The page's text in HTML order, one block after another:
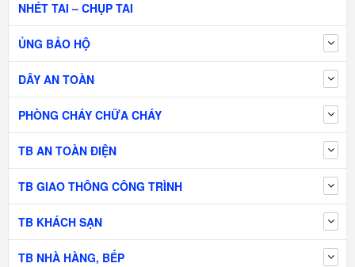
NHÉT TAI – CHỤP TAI
ỦNG BẢO HỘ
DÂY AN TOÀN
PHÒNG CHÁY CHỮA CHÁY
TB AN TOÀN ĐIỆN
TB GIAO THÔNG CÔNG TRÌNH
TB KHÁCH SẠN
TB NHÀ HÀNG, BẾP